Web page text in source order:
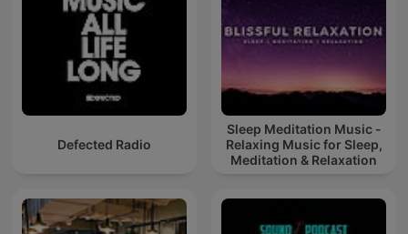
Defected Radio
Sleep Meditation Music -
Relaxing Music for Sleep,
Meditation & Relaxation